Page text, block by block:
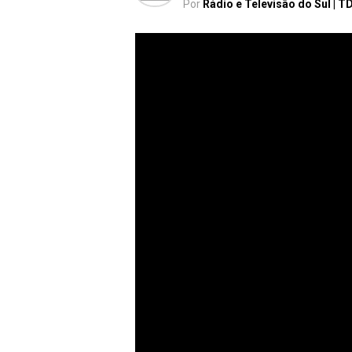
Por Rádio e Televisão do Sul |